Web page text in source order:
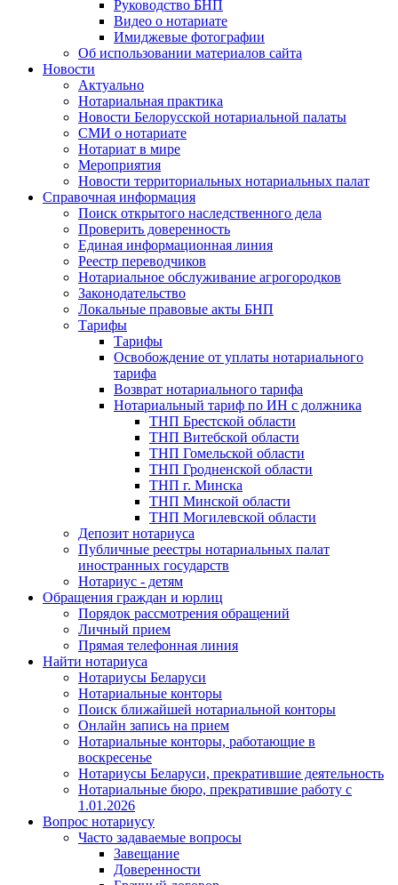
Руководство БНП
Видео о нотариате
Имиджевые фотографии
Об использовании материалов сайта
Новости
Актуально
Нотариальная практика
Новости Белорусской нотариальной палаты
СМИ о нотариате
Нотариат в мире
Мероприятия
Новости территориальных нотариальных палат
Справочная информация
Поиск открытого наследственного дела
Проверить доверенность
Единая информационная линия
Реестр переводчиков
Нотариальное обслуживание агрогородков
Законодательство
Локальные правовые акты БНП
Тарифы
Тарифы
Освобождение от уплаты нотариального
тарифа
Возврат нотариального тарифа
Нотариальный тариф по ИН с должника
ТНП Брестской области
ТНП Витебской области
ТНП Гомельской области
ТНП Гродненской области
ТНП г. Минска
ТНП Минской области
ТНП Могилевской области
Депозит нотариуса
Публичные реестры нотариальных палат
иностранных государств
Нотариус - детям
Обращения граждан и юрлиц
Порядок рассмотрения обращений
Личный прием
Прямая телефонная линия
Найти нотариуса
Нотариусы Беларуси
Нотариальные конторы
Поиск ближайшей нотариальной конторы
Онлайн запись на прием
Нотариальные конторы, работающие в
воскресенье
Нотариусы Беларуси, прекратившие деятельность
Нотариальные бюро, прекратившие работу с
1.01.2026
Вопрос нотариусу
Часто задаваемые вопросы
Завещание
Доверенности